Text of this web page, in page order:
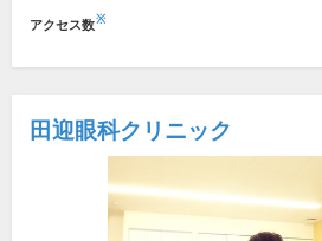
アクセス数※
田迎眼科クリニック